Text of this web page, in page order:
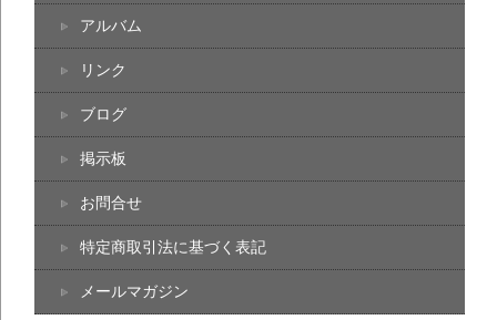
アルバム
リンク
ブログ
掲示板
お問合せ
特定商取引法に基づく表記
メールマガジン